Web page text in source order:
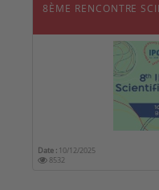
8ÈME RENCONTRE
Date : 10/12/2025
8532